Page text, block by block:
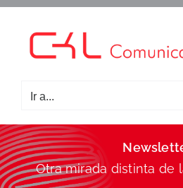
contenido
Ir a...
Otra mirada distinta de